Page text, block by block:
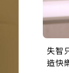
失智
造快
來自
36年
63歲
樂！
104
最年
事業
小提